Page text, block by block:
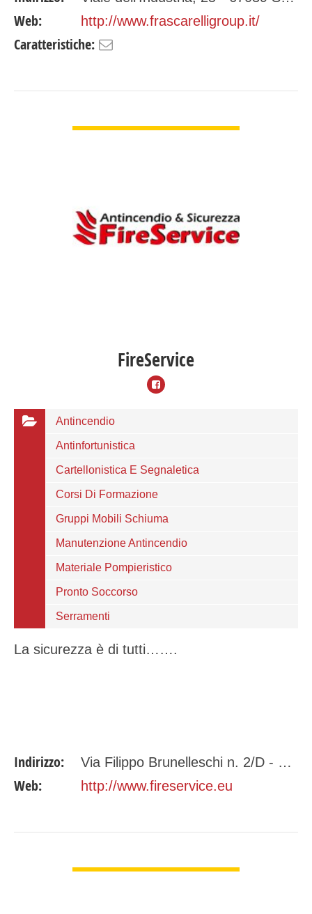
Web: http://www.frascarelligroup.it/
Caratteristiche:
FireService
Antincendio
Antinfortunistica
Cartellonistica E Segnaletica
Corsi Di Formazione
Gruppi Mobili Schiuma
Manutenzione Antincendio
Materiale Pompieristico
Pronto Soccorso
Serramenti
La sicurezza è di tutti…….
Indirizzo: Via Filippo Brunelleschi n. 2/D - 50013 Campi Bisenzio (FI)
Web: http://www.fireservice.eu